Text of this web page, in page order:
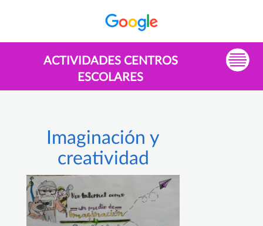
ACTIVIDADES CENTROS
ESCOLARES
Imaginación y
creatividad